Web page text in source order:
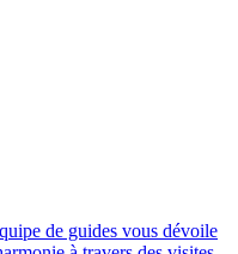
de guides vous dévoile